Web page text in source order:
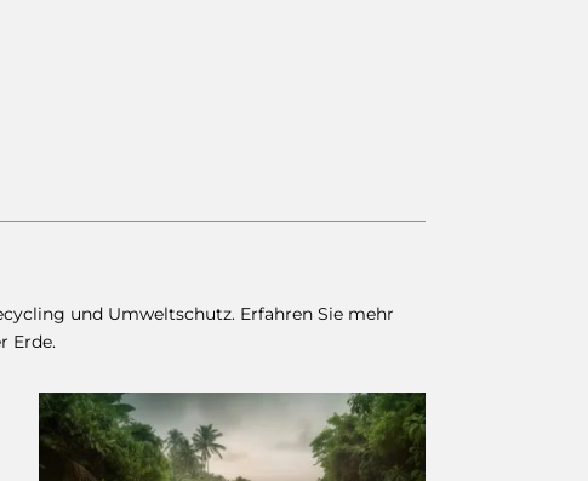
und Umweltschutz. Erfahren Sie mehr
Erde.